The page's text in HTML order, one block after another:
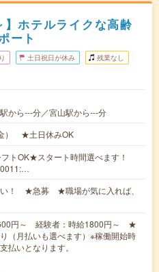
ホテルライクな高齢
ート
土日祝日が休み 残業なし
から---分／宮山駅から---分
） ★土日休みOK
トOK★スタート時間選べます！
い！ ★急募 ★職場が気に入れば、
円～ 経験者：時給1800円～ ★
（月払いも選べます）※稼働開始時
払いとなります。